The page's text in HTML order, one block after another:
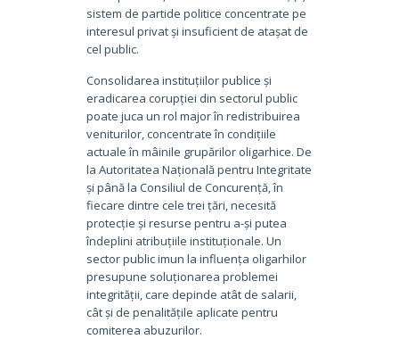
sistem de partide politice concentrate pe
interesul privat și insuficient de atașat de
cel public.
Consolidarea instituțiilor publice și
eradicarea corupției din sectorul public
poate juca un rol major în redistribuirea
veniturilor, concentrate în condițiile
actuale în mâinile grupărilor oligarhice. De
la Autoritatea Națională pentru Integritate
și până la Consiliul de Concurență, în
fiecare dintre cele trei țări, necesită
protecție și resurse pentru a-și putea
îndeplini atribuțiile instituționale. Un
sector public imun la influența oligarhilor
presupune soluționarea problemei
integrității, care depinde atât de salarii,
cât și de penalitățile aplicate pentru
comiterea abuzurilor.